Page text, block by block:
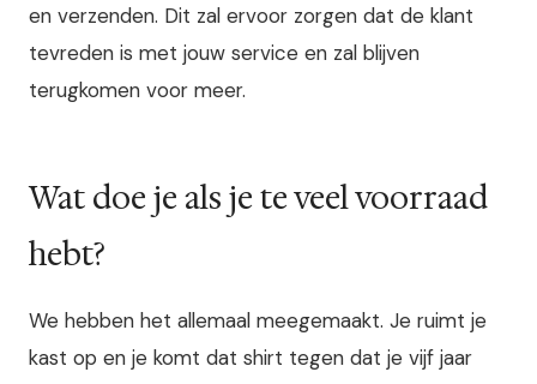
en verzenden. Dit zal ervoor zorgen dat de klant
tevreden is met jouw service en zal blijven
terugkomen voor meer.
Wat doe je als je te veel voorraad
hebt?
We hebben het allemaal meegemaakt. Je ruimt je
kast op en je komt dat shirt tegen dat je vijf jaar